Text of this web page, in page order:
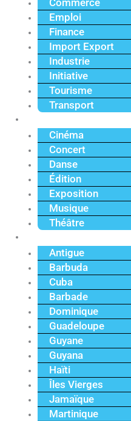
Commerce
Emploi
Finance
Import Export
Industrie
Initiative
Tourisme
Transport
Cinéma
Concert
Danse
Édition
Exposition
Musique
Théâtre
Antigue
Barbuda
Cuba
Barbade
Dominique
Guadeloupe
Guyane
Guyana
Haïti
Îles Vierges
Jamaïque
Martinique